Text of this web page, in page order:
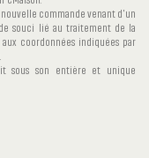
commande venant d'un
souci lié au traitement de la
coordonnées indiquées par
sous son entière et unique